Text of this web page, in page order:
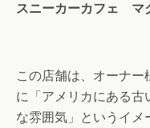
スニーカーカフェ マ
この店舗は、オーナ
に「アメリカにある古
な雰囲気」というイメ